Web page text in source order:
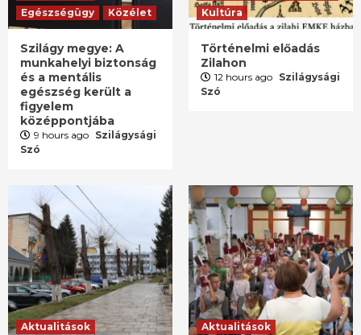
Egészségügy
Közélet
Szilágy megye: A
munkahelyi biztonság
és a mentális
egészség került a
figyelem
középpontjába
9 hours ago Szilágysági
Szó
Kultúra
Történelmi előadás
Zilahon
12 hours ago Szilágysági
Szó
Aktualitások
Aktualitások